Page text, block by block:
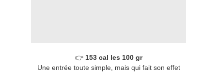
👉 153 cal les 100 gr
Une entrée toute simple, mais qui fait son effet